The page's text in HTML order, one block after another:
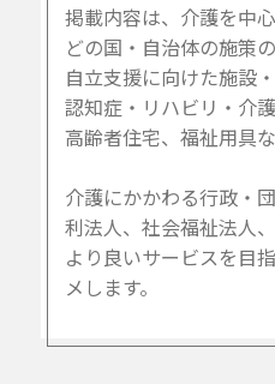
掲載内容は、介護を中
どの国・自治体の施策の
自立支援に向けた施設
認知症・リハビリ・介
高齢者住宅、福祉用具な
介護にかかわる行政・
利法人、社会福祉法人
より良いサービスを目
メします。